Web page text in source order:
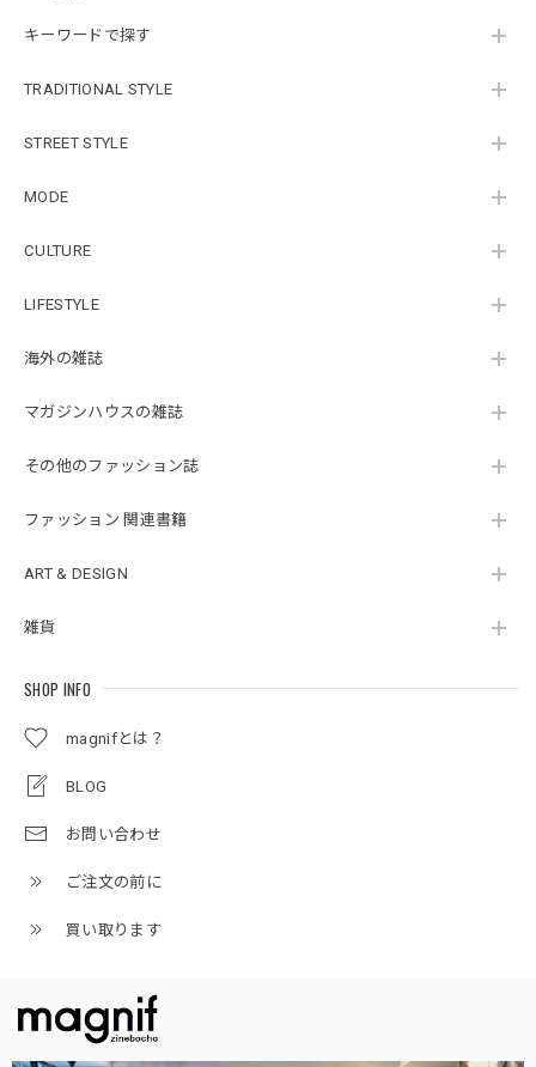
キーワードで探す
TRADITIONAL STYLE
STREET STYLE
MODE
CULTURE
LIFESTYLE
海外の雑誌
マガジンハウスの雑誌
その他のファッション誌
ファッション 関連書籍
ART & DESIGN
雑貨
SHOP INFO
magnifとは？
BLOG
お問い合わせ
ご注文の前に
買い取ります